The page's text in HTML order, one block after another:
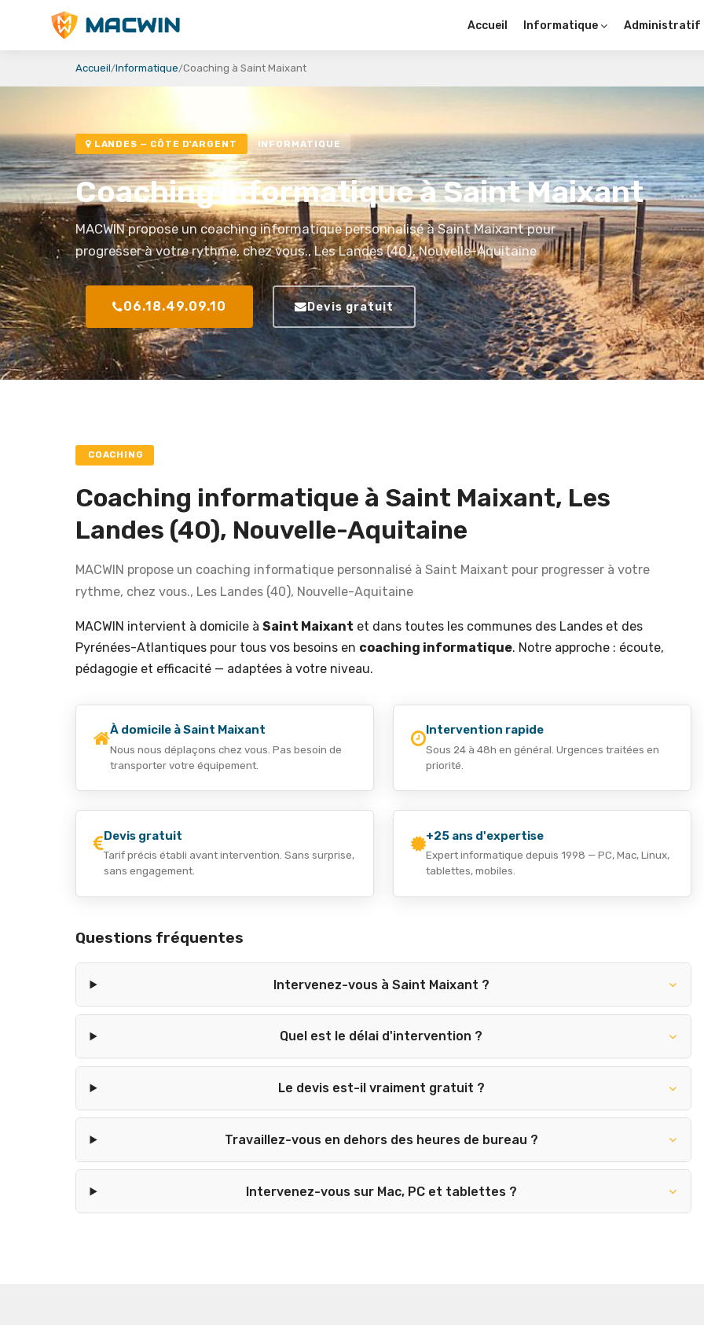
MACWIN Accueil Informatique Administratif
Accueil Informatique Coaching à Saint Maixant
LANDES — CÔTE D'ARGENT INFORMATIQUE
Coaching informatique à Saint Maixant
MACWIN propose un coaching informatique personnalisé à Saint Maixant pour
progresser à votre rythme, chez vous., Les Landes (40), Nouvelle-Aquitaine
06.18.49.09.10 Devis gratuit
COACHING
Coaching informatique à Saint Maixant, Les
Landes (40), Nouvelle-Aquitaine
MACWIN propose un coaching informatique personnalisé à Saint Maixant pour progresser à votre
rythme, chez vous., Les Landes (40), Nouvelle-Aquitaine
MACWIN intervient à domicile à Saint Maixant et dans toutes les communes des Landes et des
Pyrénées-Atlantiques pour tous vos besoins en coaching informatique. Notre approche : écoute,
pédagogie et efficacité — adaptées à votre niveau.
À domicile à Saint Maixant
Nous nous déplaçons chez vous. Pas besoin de
transporter votre équipement.
Intervention rapide
Sous 24 à 48h en général. Urgences traitées en
priorité.
Devis gratuit
Tarif précis établi avant intervention. Sans surprise,
sans engagement.
+25 ans d'expertise
Expert informatique depuis 1998 — PC, Mac, Linux,
tablettes, mobiles.
Questions fréquentes
Intervenez-vous à Saint Maixant ?
Quel est le délai d'intervention ?
Le devis est-il vraiment gratuit ?
Travaillez-vous en dehors des heures de bureau ?
Intervenez-vous sur Mac, PC et tablettes ?